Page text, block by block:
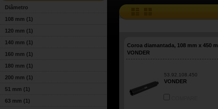
Diâmetro
108 mm (1)
120 mm (1)
140 mm (1)
160 mm (1)
180 mm (1)
200 mm (1)
51 mm (1)
63 mm (1)
Coroa diamantada, 108 mm x 450
VONDER
53.92.108.450
VONDER